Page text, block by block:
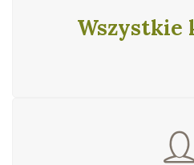
Wszystkie